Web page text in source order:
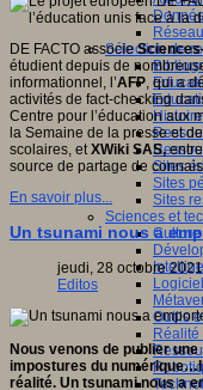
Sélection de
Histoire
Sites
Sites
Sites
Sciences et
Outils
DE FACTO associe
étudient depuis de
informationnel, l’AFP, qui a
activités de fact-checking
Centre pour l’éducation aux
la Semaine de la presse et
scolaires, etXWiki SAS,
source de partage de
En savoir plus...
Un tsunami nous a
jeudi, 28 octobre 2021
Editos
Nous venons de publier
impostures du
réalité. Un tsunami nous a